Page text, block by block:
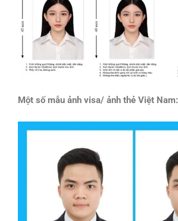
Một số mẫu ảnh visa/ ảnh thẻ Việt Nam: